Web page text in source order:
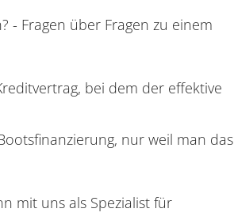
- Fragen über Fragen zu einem
bei dem der effektive
nur weil man das
mit uns als Spezialist für